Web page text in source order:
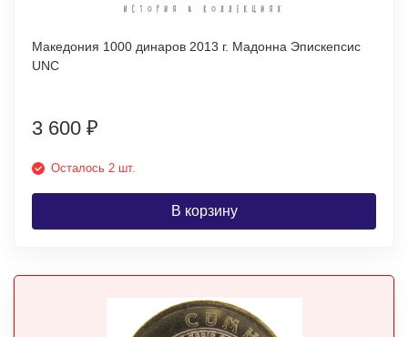
Македония 1000 динаров 2013 г. Мадонна Эпискепсис
UNC
3 600 ₽
Осталось 2 шт.
В корзину